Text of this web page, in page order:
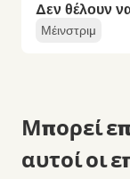
Δεν θέλουν
Μέινστριμ
Μπορεί
αυτοί οι